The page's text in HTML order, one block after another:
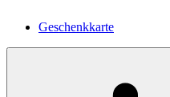
Geschenkkarte